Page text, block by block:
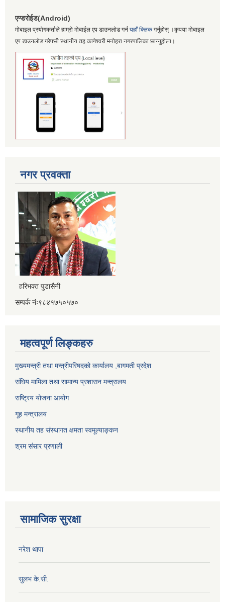
एण्डरोईड(Android)
मोबाइल प्रयोगकर्ताले हाम्रो मोबाईल एप डाउनलोड गर्न यहाँ क्लिक गर्नुहोस् ।कृपया मोबाइल
एप डाउनलोड गरेपछी स्थानीय तह कागेश्वरी मनोहरा नगरपालिका छान्नुहोला।
नगर प्रवक्ता
हरिभक्त पुडासैनी
सम्पर्क नंः९८४१७५०५७०
महत्वपूर्ण लिङ्कहरु
मुख्यमन्त्री तथा मन्त्रीपरिषदको कार्यालय ,बागमती प्रदेश
संघिय मामिला तथा सामान्य प्रशासन मन्त्रालय
राष्ट्रिय योजना आयोग
गूह मन्त्रालय
स्थानीय तह संस्थागत क्षमता स्वमूल्याङ्कन
श्रम संसार प्रणाली
सामाजिक सुरक्षा
नरेश थापा
सुलभ के.सी.